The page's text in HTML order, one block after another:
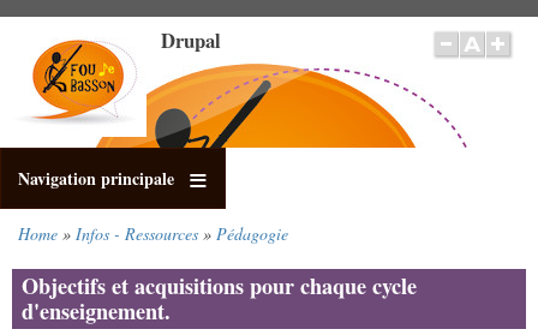
main
content
Drupal
Navigation principale
Home Infos - Ressources Pédagogie
Objectifs et acquisitions pour chaque cycle
d'enseignement.